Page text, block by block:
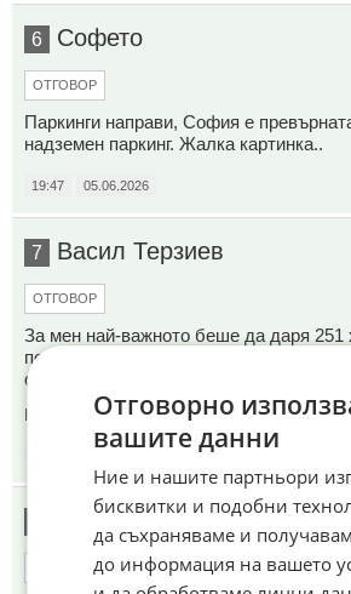
6 Софето
ОТГОВОР
Паркинги направи, София е
надземен паркинг. Жалка картинка..
19:47 05.06.2026
7 Васил Терзиев
ОТГОВОР
За мен най-важното беше да даря 251
педофила-убиец калушеф. Другото е
от централата на Държавна сигурност.
Коментиран от #14
Миме
ОТГОВОР
Отговорно
вашите данни
Ние и нашите партньори
бисквитки и подобни
да съхраняваме и
до информация на вашето